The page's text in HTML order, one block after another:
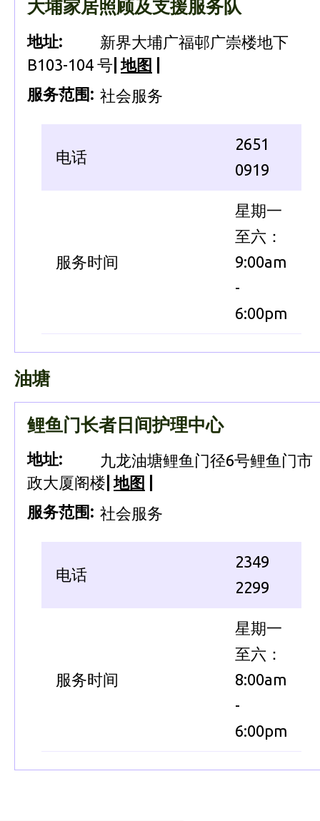
大埔家居照顾及支援服务队
地址:
新界大埔广福邨广崇楼地下
B103-104 号 地图
服务范围: 社会服务
电话
2651
0919
服务时间
星期一
至六：
9:00am
-
6:00pm
油塘
鲤鱼门长者日间护理中心
地址:
九龙油塘鲤鱼门径6号鲤鱼门市
政大厦阁楼 地图
服务范围: 社会服务
电话
2349
2299
服务时间
星期一
至六：
8:00am
-
6:00pm